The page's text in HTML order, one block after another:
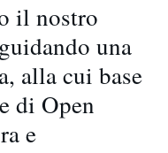
il nostro
una
alla cui base
di Open
e